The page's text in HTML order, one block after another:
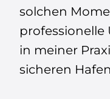
solchen
in meiner
sicheren